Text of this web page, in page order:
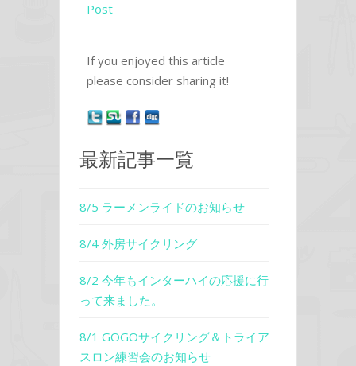
Post
If you enjoyed this article
please consider sharing it!
最新記事一覧
8/5 ラーメンライドのお知らせ
8/4 外房サイクリング
8/2 今年もインターハイの応援に行
って来ました。
8/1 GOGOサイクリング＆トライア
スロン練習会のお知らせ